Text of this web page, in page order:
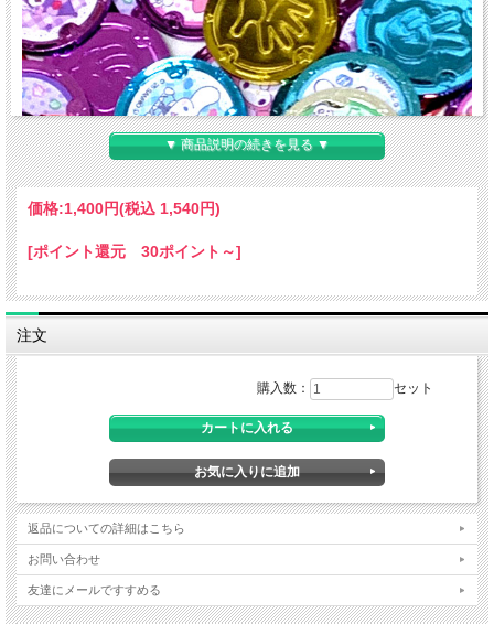
▼ 商品説明の続きを見る ▼
価格:1,400円(税込 1,540円)
[ポイント還元 30ポイント～]
注文
購入数： セット
返品についての詳細はこちら
お問い合わせ
友達にメールですすめる